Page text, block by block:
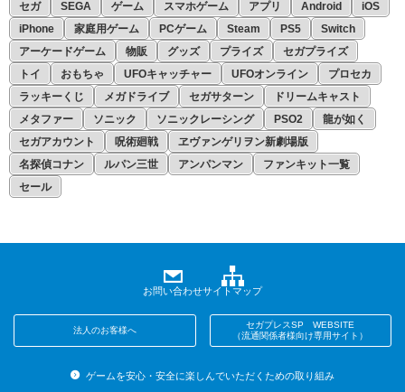
セガ SEGA ゲーム スマホゲーム アプリ Android
iOS
iPhone
家庭用ゲーム PCゲーム Steam PS5
Switch
アーケードゲーム
物販 グッズ プライズ
セガプライズ
トイ
おもちゃ UFOキャッチャー UFOオンライン
プロセカ
ラッキーくじ
メガドライブ セガサターン
ドリームキャスト
メタファー
ソニック ソニックレーシング PSO2
龍が如く
セガアカウント
呪術廻戦
ヱヴァンゲリヲン新劇場版
名探偵コナン
ルパン三世 アンパンマン
ファンキット一覧
セール
お問い合わせサイトマップ
法人のお客様へ
セガプレスSP WEBSITE
（流通関係者様向け専用サイト）
ゲームを安心・安全に楽しんでいただくための取り組み